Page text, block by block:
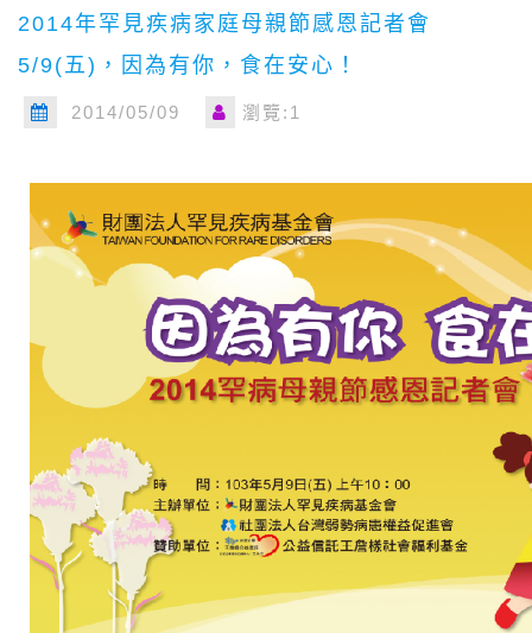
2014年罕見疾病家庭母親節感恩記者會
5/9(五)，因為有你，食在安心！
2014/05/09 瀏覽:1